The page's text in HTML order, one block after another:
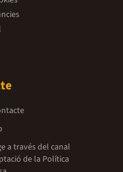
a través del canal
de la Política